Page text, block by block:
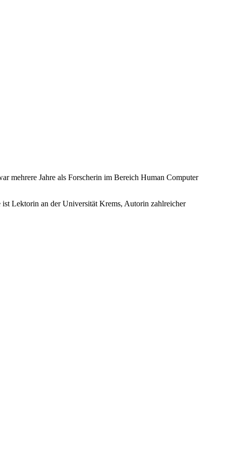
mehrere Jahre als Forscherin im Bereich Human Computer
Lektorin an der Universität Krems, Autorin zahlreicher